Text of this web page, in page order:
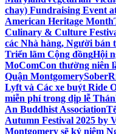
chay) Fundraising Event
American Heritage Month
Culinary & Culture
các Nhà hàng, Người bán
Triển lãm Cộng đồngHội
MoComCon thường niên
Quận Montgomery
Lyft và Các xe buýt Ride
miễn phí trong dịp lễ
An Buddhist Association
Autumn Festival 2025 by
Montgomery sẽ kỷ niệm